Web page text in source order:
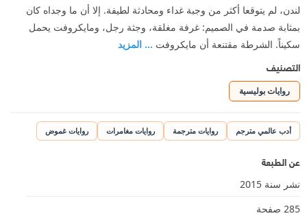
لندن، لم يتوقعا أكثر من وجبة غداء ومحادثة لطيفة. إلا أن ما وجداه كان
بمثابة صدمة في الصميم: غرفة مغلقة، وجثة رجل، ومايكروفت يحمل
سكيناً. الشرطة مقتنعة أن مايكروفت ... المزيد
التصنيف
روايات بوليسية
أدب عالمي مترجم روايات مترجمة روايات مغامرات روايات غموض
عن الطبعة
نشر سنة 2015
285 صفحة